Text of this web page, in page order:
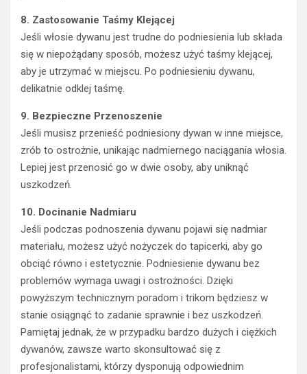
8. Zastosowanie Taśmy Klejącej
Jeśli włosie dywanu jest trudne do podniesienia lub składa
się w niepożądany sposób, możesz użyć taśmy klejącej,
aby je utrzymać w miejscu. Po podniesieniu dywanu,
delikatnie odklej taśmę.
9. Bezpieczne Przenoszenie
Jeśli musisz przenieść podniesiony dywan w inne miejsce,
zrób to ostrożnie, unikając nadmiernego naciągania włosia.
Lepiej jest przenosić go w dwie osoby, aby uniknąć
uszkodzeń.
10. Docinanie Nadmiaru
Jeśli podczas podnoszenia dywanu pojawi się nadmiar
materiału, możesz użyć nożyczek do tapicerki, aby go
obciąć równo i estetycznie. Podniesienie dywanu bez
problemów wymaga uwagi i ostrożności. Dzięki
powyższym technicznym poradom i trikom będziesz w
stanie osiągnąć to zadanie sprawnie i bez uszkodzeń.
Pamiętaj jednak, że w przypadku bardzo dużych i ciężkich
dywanów, zawsze warto skonsultować się z
profesjonalistami, którzy dysponują odpowiednim